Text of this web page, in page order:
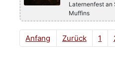
Laternenfest an
Muffins
Anfang Zurück 1